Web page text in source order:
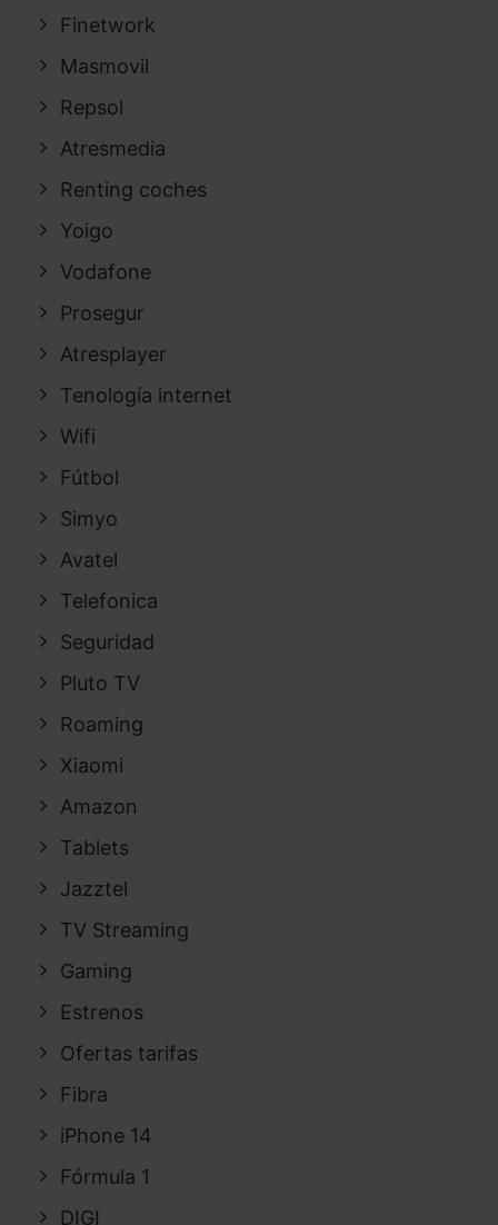
Finetwork
Masmovil
Repsol
Atresmedia
Renting coches
Yoigo
Vodafone
Prosegur
Atresplayer
Tenología internet
Wifi
Fútbol
Simyo
Avatel
Telefonica
Seguridad
Pluto TV
Roaming
Xiaomi
Amazon
Tablets
Jazztel
TV Streaming
Gaming
Estrenos
Ofertas tarifas
Fibra
iPhone 14
Fórmula 1
DIGI